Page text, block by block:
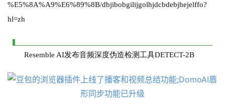
%E5%8A%A9%E6%89%8B/dbjibobgilijgolhjdcbdebjhejelffo?
hl=zh
Resemble AI发布音频深度伪造检测工具DETECT-2B